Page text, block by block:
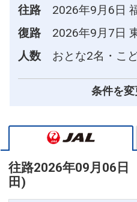
往路
2026年9月6日
復路
2026年9月7日
人数
おとな2名・こ
条件を
往路2026年09月06日
田)